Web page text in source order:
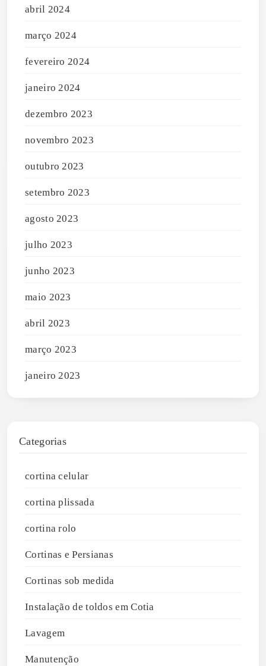
abril 2024
março 2024
fevereiro 2024
janeiro 2024
dezembro 2023
novembro 2023
outubro 2023
setembro 2023
agosto 2023
julho 2023
junho 2023
maio 2023
abril 2023
março 2023
janeiro 2023
Categorias
cortina celular
cortina plissada
cortina rolo
Cortinas e Persianas
Cortinas sob medida
Instalação de toldos em Cotia
Lavagem
Manutenção